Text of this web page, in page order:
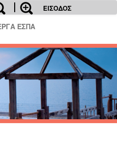
ΕΙΣΟΔΟΣ
ΕΣΠΑ